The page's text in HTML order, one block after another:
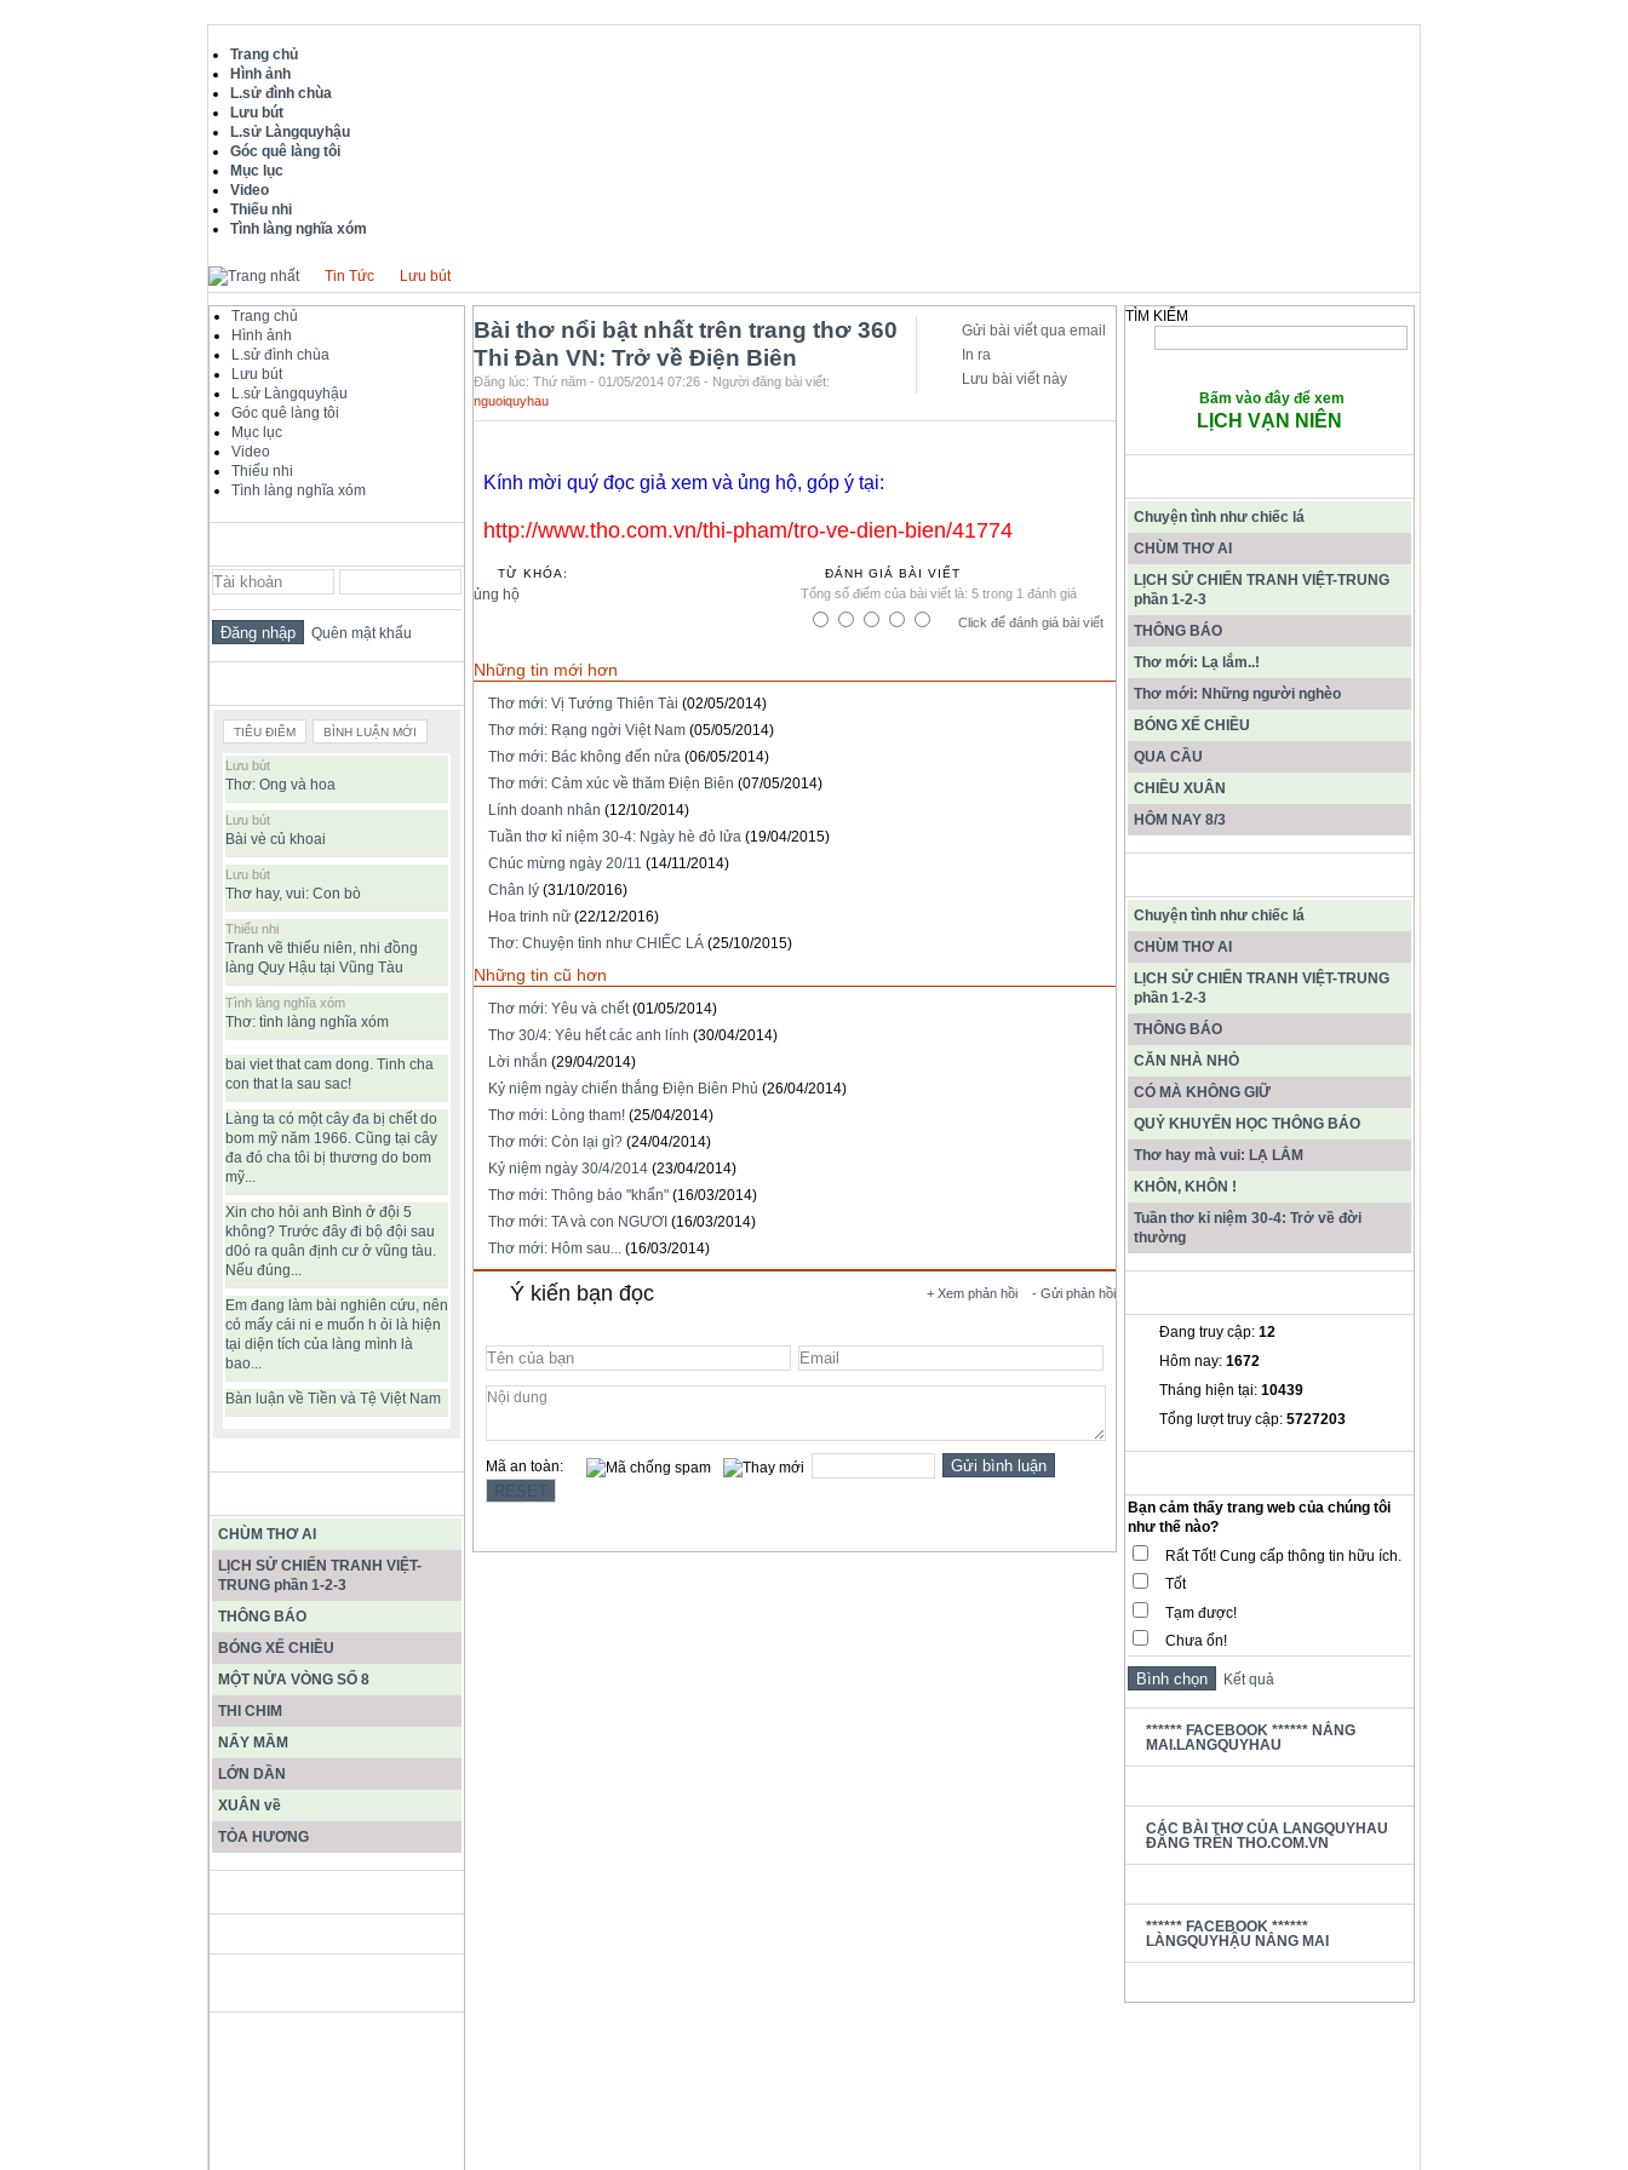
Trang chủ
Hình ảnh
L.sử đình chùa
Lưu bút
L.sử Làngquyhậu
Góc quê làng tôi
Mục lục
Video
Thiếu nhi
Tình làng nghĩa xóm
Tin Tức Lưu bút
Trang chủ
Hình ảnh
L.sử đình chùa
Lưu bút
L.sử Làngquyhậu
Góc quê làng tôi
Mục lục
Video
Thiếu nhi
Tình làng nghĩa xóm
Quên mật khẩu
TIÊU ĐIỂM BÌNH LUẬN MỚI
Lưu bút
Thơ: Ong và hoa
Lưu bút
Bài vè củ khoai
Lưu bút
Thơ hay, vui: Con bò
Thiếu nhi
Tranh vẽ thiếu niên, nhi đồng
làng Quy Hậu tại Vũng Tàu
Tình làng nghĩa xóm
Thơ: tình làng nghĩa xóm
bai viet that cam dong. Tinh cha
con that la sau sac!
Làng ta có một cây đa bị chết do
bom mỹ năm 1966. Cũng tại cây
đa đó cha tôi bị thương do bom
mỹ...
Xin cho hỏi anh Bình ở đội 5
không? Trước đây đi bộ đội sau
d0ó ra quân định cư ở vũng tàu.
Nếu đúng...
Em đang làm bài nghiên cứu, nên
có mấy cái ni e muốn h ỏi là hiện
tại diện tích của làng mình là
bao...
Bàn luận về Tiền và Tệ Việt Nam
CHÙM THƠ AI
LỊCH SỬ CHIẾN TRANH VIỆT-
TRUNG phần 1-2-3
THÔNG BÁO
BÓNG XẾ CHIỀU
MỘT NỬA VÒNG SỐ 8
THI CHIM
NẨY MẦM
LỚN DẦN
XUÂN về
TỎA HƯƠNG
Gửi bài viết qua email
In ra
Lưu bài viết này
Bài thơ nổi bật nhất trên trang thơ 360
Thi Đàn VN: Trở về Điện Biên
Đăng lúc: Thứ năm - 01/05/2014 07:26 - Người đăng bài viết:
nguoiquyhau
Kính mời quý đọc giả xem và ủng hộ, góp ý tại:
http://www.tho.com.vn/thi-pham/tro-ve-dien-bien/41774
TỪ KHÓA:
ủng hộ
ĐÁNH GIÁ BÀI VIẾT
Tổng số điểm của bài viết là: 5 trong 1 đánh giá
Click để đánh giá bài viết
Những tin mới hơn
Thơ mới: Vị Tướng Thiên Tài (02/05/2014)
Thơ mới: Rạng ngời Việt Nam (05/05/2014)
Thơ mới: Bác không đến nửa (06/05/2014)
Thơ mới: Cảm xúc về thăm Điện Biên (07/05/2014)
Lính doanh nhân (12/10/2014)
Tuần thơ kỉ niệm 30-4: Ngày hè đỏ lửa (19/04/2015)
Chúc mừng ngày 20/11 (14/11/2014)
Chân lý (31/10/2016)
Hoa trinh nữ (22/12/2016)
Thơ: Chuyện tình như CHIẾC LÁ (25/10/2015)
Những tin cũ hơn
Thơ mới: Yêu và chết (01/05/2014)
Thơ 30/4: Yêu hết các anh lính (30/04/2014)
Lời nhắn (29/04/2014)
Kỷ niệm ngày chiến thắng Điện Biên Phủ (26/04/2014)
Thơ mới: Lòng tham! (25/04/2014)
Thơ mới: Còn lại gì? (24/04/2014)
Kỷ niệm ngày 30/4/2014 (23/04/2014)
Thơ mới: Thông báo "khẩn" (16/03/2014)
Thơ mới: TA và con NGƯƠI (16/03/2014)
Thơ mới: Hôm sau... (16/03/2014)
+ Xem phản hồi - Gửi phản hồi
Ý kiến bạn đọc
Mã an toàn:
TÌM KIẾM
Bấm vào đây để xem
LỊCH VẠN NIÊN
Chuyện tình như chiếc lá
CHÙM THƠ AI
LỊCH SỬ CHIẾN TRANH VIỆT-TRUNG
phần 1-2-3
THÔNG BÁO
Thơ mới: Lạ lắm..!
Thơ mới: Những người nghèo
BÓNG XẾ CHIỀU
QUA CẦU
CHIỀU XUÂN
HÔM NAY 8/3
Chuyện tình như chiếc lá
CHÙM THƠ AI
LỊCH SỬ CHIẾN TRANH VIỆT-TRUNG
phần 1-2-3
THÔNG BÁO
CĂN NHÀ NHỎ
CÓ MÀ KHÔNG GIỮ
QUỶ KHUYẾN HỌC THÔNG BÁO
Thơ hay mà vui: LẠ LẮM
KHÔN, KHÔN !
Tuần thơ kỉ niệm 30-4: Trở về đời
thường
Đang truy cập: 12
Hôm nay: 1672
Tháng hiện tại: 10439
Tổng lượt truy cập: 5727203
Bạn cảm thấy trang web của chúng tôi
như thế nào?
Rất Tốt! Cung cấp thông tin hữu ích.
Tốt
Tạm được!
Chưa ổn!
Kết quả
****** FACEBOOK ****** NẮNG
MAI.LANGQUYHAU
CÁC BÀI THƠ CỦA LANGQUYHAU
ĐĂNG TRÊN THO.COM.VN
****** FACEBOOK ******
LÀNGQUYHẬU NẮNG MAI